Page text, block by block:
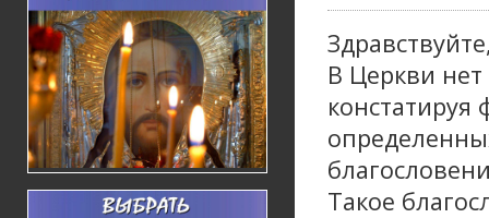
В Церкви
констатируя
Такое